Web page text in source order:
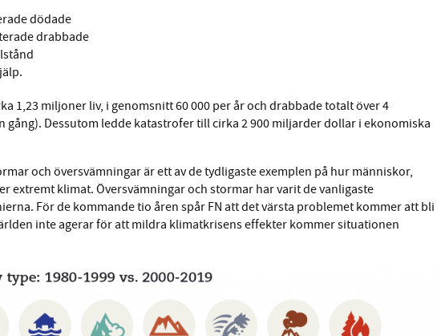
dödade
drabbade
1,23 miljoner liv, i genomsnitt 60 000 per år och drabbade totalt över 4
Dessutom ledde katastrofer till cirka 2 900 miljarder dollar i ekonomiska
och översvämningar är ett av de tydligaste exemplen på hur människor,
extremt klimat. Översvämningar och stormar har varit de vanligaste
För de kommande tio åren spår FN att det värsta problemet kommer att bli
inte agerar för att mildra klimatkrisens effekter kommer situationen